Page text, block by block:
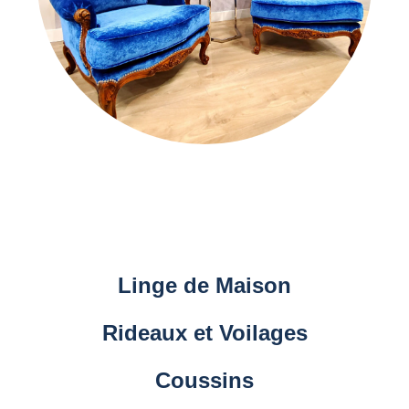
Linge de Maison
Rideaux et Voilages
Coussins